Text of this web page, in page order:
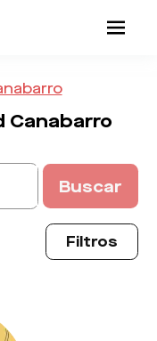
Canabarro
Buscar
Filtros